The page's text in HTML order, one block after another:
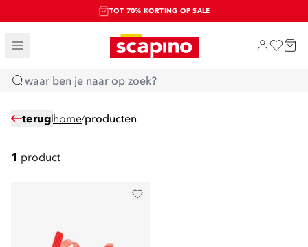
TOT 70% KORTING OP SALE
SALE: LAATSTE KANS!
SHOP NIEUW
Home
terug home/producten
1 product